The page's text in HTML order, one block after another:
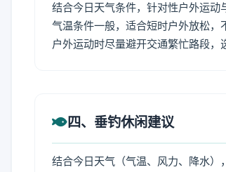
结合今日天气条件，针对性户外运动
气温条件一般，适合短时户外放松，
户外运动时尽量避开交通繁忙路段，
四、垂钓休闲建议
结合今日天气（气温、风力、降水）